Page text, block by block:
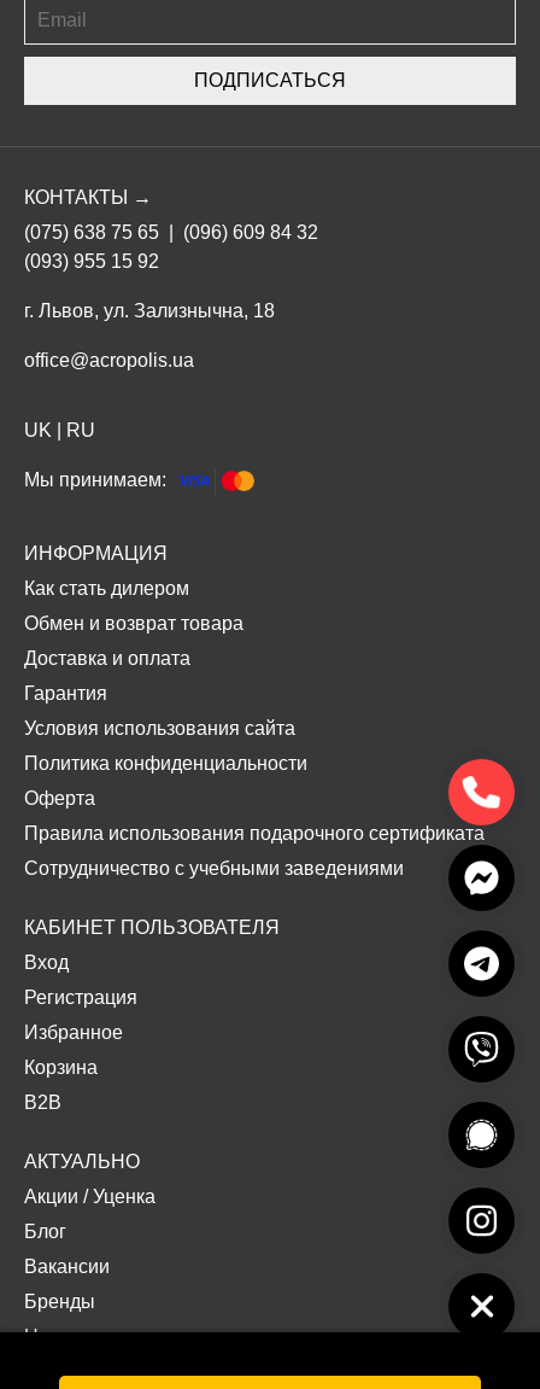
ПОДПИСАТЬСЯ
КОНТАКТЫ →
(075) 638 75 65
(096) 609 84 32
(093) 955 15 92
г. Львов, ул. Зализнычна, 18
office@acropolis.ua
UK RU
Мы принимаем:
ИНФОРМАЦИЯ
Как стать дилером
Обмен и возврат товара
Доставка и оплата
Гарантия
Условия использования сайта
Политика конфиденциальности
Оферта
Правила использования подарочного сертификата
Сотрудничество с учебными заведениями
КАБИНЕТ ПОЛЬЗОВАТЕЛЯ
Вход
Регистрация
Избранное
Корзина
B2B
АКТУАЛЬНО
Акции /Уценка
Блог
Вакансии
Бренды
Наши проекты
Документы